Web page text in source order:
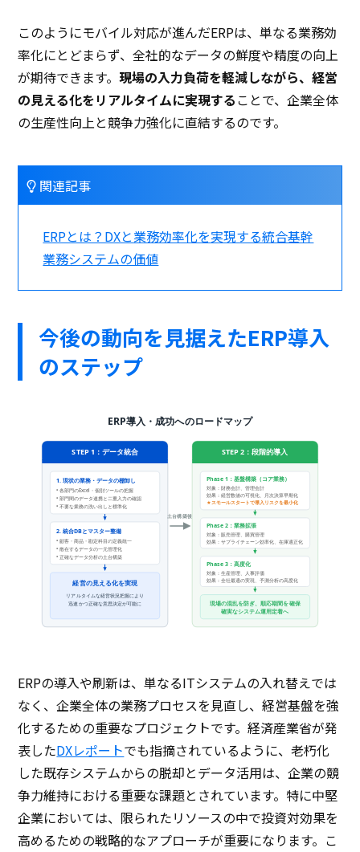
このようにモバイル対応が進んだERPは、単なる業務効
率化にとどまらず、全社的なデータの鮮度や精度の向上
が期待できます。現場の入力負荷を軽減しながら、経営
の見える化をリアルタイムに実現することで、企業全体
の生産性向上と競争力強化に直結するのです。
関連記事
ERPとは？DXと業務効率化を実現する統合基幹
業務システムの価値
今後の動向を見据えたERP導入
のステップ
ERP導入・成功へのロードマップ
STEP 1：データ統合
1. 現状の業務・データの棚卸し
• 各部門のExcel・個別ツールの把握
• 部門間のデータ連携と二重入力の確認
• 不要な業務の洗い出しと標準化
2. 統合DBとマスター整備
• 顧客・商品・勘定科目の定義統一
• 散在するデータの一元管理化
• 正確なデータ分析の土台構築
経営の見える化を実現
リアルタイムな経営状況把握により
迅速かつ正確な意思決定が可能に
土台構築後
STEP 2：段階的導入
Phase 1：基盤構築（コア業務）
対象：財務会計、管理会計
効果：経営数値の可視化、月次決算早期化
★スモールスタートで導入リスクを最小化
Phase 2：業務拡張
対象：販売管理、購買管理
効果：サプライチェーン効率化、在庫適正化
Phase 3：高度化
対象：生産管理、人事評価
効果：全社最適の実現、予測分析の高度化
現場の混乱を防ぎ、順応期間を確保
確実なシステム運用定着へ
ERPの導入や刷新は、単なるITシステムの入れ替えでは
なく、企業全体の業務プロセスを見直し、経営基盤を強
化するための重要なプロジェクトです。経済産業省が発
表したDXレポートでも指摘されているように、老朽化
した既存システムからの脱却とデータ活用は、企業の競
争力維持における重要な課題とされています。特に中堅
企業においては、限られたリソースの中で投資対効果を
高めるための戦略的なアプローチが重要になります。こ